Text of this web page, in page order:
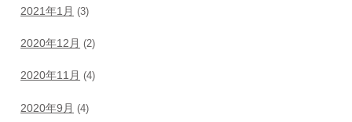
2021年1月 (3)
2020年12月 (2)
2020年11月 (4)
2020年9月 (4)